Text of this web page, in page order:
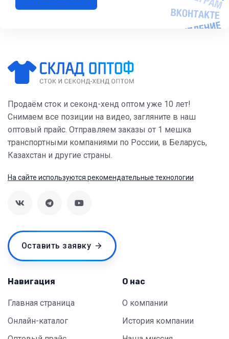
Продаём сток и секонд-хенд оптом уже 10 лет!
Снимаем все позиции на видео, загляните в наш
оптовый прайс. Отправляем заказы от 1 мешка
транспортными компаниями по России, в Беларусь,
Казахстан и другие страны.
На сайте используются рекомендательные технологии
Оставить заявку
Навигация
Главная страница
Онлайн-каталог
О нас
О компании
История компании